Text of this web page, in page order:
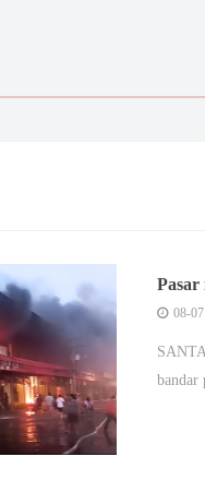
08-07
bandar